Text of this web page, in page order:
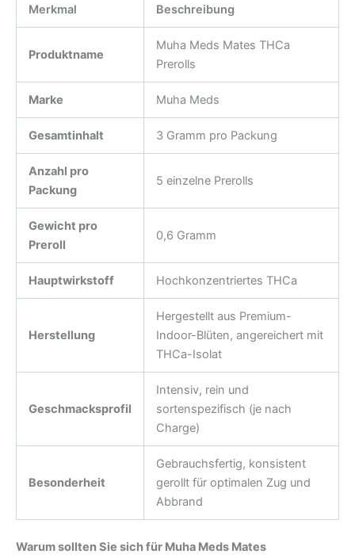
Merkmal Beschreibung
Produktname
Muha Meds Mates THCa
Prerolls
Marke Muha Meds
Gesamtinhalt 3 Gramm pro Packung
Anzahl pro
Packung
5 einzelne Prerolls
Gewicht pro
Preroll
0,6 Gramm
Hauptwirkstoff Hochkonzentriertes THCa
Herstellung
Hergestellt aus Premium-
Indoor-Blüten, angereichert mit
THCa-Isolat
Geschmacksprofil
Intensiv, rein und
sortenspezifisch (je nach
Charge)
Besonderheit
Gebrauchsfertig, konsistent
gerollt für optimalen Zug und
Abbrand
Warum sollten Sie sich für Muha Meds Mates